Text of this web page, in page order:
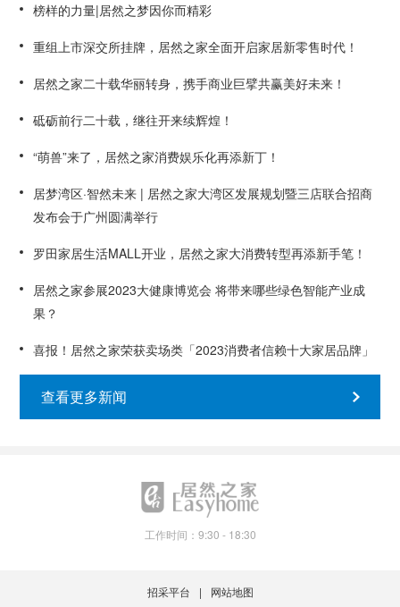
榜样的力量|居然之梦因你而精彩
重组上市深交所挂牌，居然之家全面开启家居新零售时代！
居然之家二十载华丽转身，携手商业巨擘共赢美好未来！
砥砺前行二十载，继往开来续辉煌！
“萌兽”来了，居然之家消费娱乐化再添新丁！
居梦湾区·智然未来 | 居然之家大湾区发展规划暨三店联合招商
发布会于广州圆满举行
罗田家居生活MALL开业，居然之家大消费转型再添新手笔！
居然之家参展2023大健康博览会 将带来哪些绿色智能产业成
果？
喜报！居然之家荣获卖场类「2023消费者信赖十大家居品牌」
查看更多新闻
工作时间：9:30 - 18:30
招采平台 网站地图